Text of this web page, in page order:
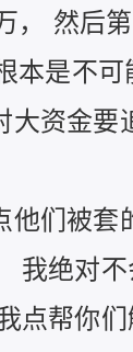
， 然后
本是不可
大资金要
他们被套
我绝对
点帮你